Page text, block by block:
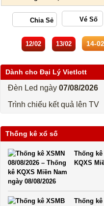
Vé Số
12/02 13/02
Dành cho Đại Lý Vietlott
Đèn Led ngày 07/08/2026
Trình chiếu kết quả lên TV
Thống kê xổ số
Thống kê
KQXS
Thống kê